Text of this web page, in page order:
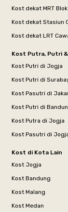
Kost dekat MRT
Kost dekat Stasiun
Kost dekat LRT
Kost Putra, Putri
Kost Putri di Jogja
Kost Putri di
Kost Pasutri di
Kost Putri di
Kost Putra di Jogja
Kost Pasutri di
Kost di Kota Lain
Kost Jogja
Kost Bandung
Kost Malang
Kost Medan